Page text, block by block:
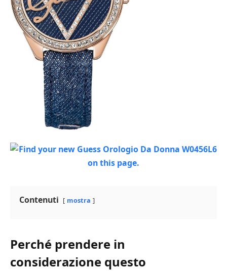
Contenuti mostra
Perché prendere in
considerazione questo